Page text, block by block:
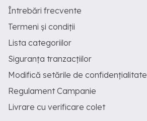
Întrebări frecvente
Termeni și condiții
Lista categoriilor
Siguranța tranzacțiilor
Modifică setările de confidențialitate
Regulament Campanie
Livrare cu verificare colet